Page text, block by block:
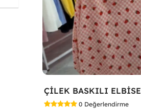
0 Değerlendirme